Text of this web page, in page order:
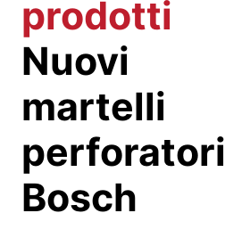
prodotti
Nuovi
martelli
perforatori
Bosch